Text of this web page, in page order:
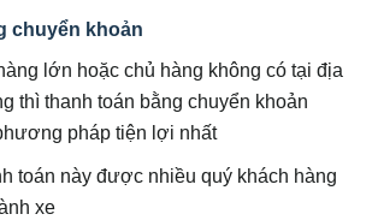
chuyển khoản
lớn hoặc chủ hàng không có tại địa
thì thanh toán bằng chuyển khoản
pháp tiện lợi nhất
toán này được nhiều quý khách hàng
xe